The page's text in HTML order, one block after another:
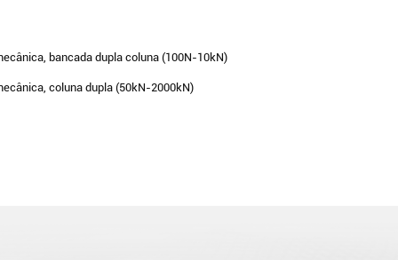
bancada dupla coluna (100N-10kN)
coluna dupla (50kN-2000kN)